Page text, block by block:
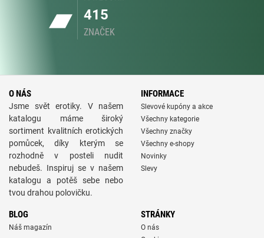
415
ZNAČEK
O NÁS
Jsme svět erotiky. V našem
katalogu máme široký
sortiment kvalitních erotických
pomůcek, díky kterým se
rozhodně v posteli nudit
nebudeš. Inspiruj se v našem
katalogu a potěš sebe nebo
tvou drahou polovičku.
INFORMACE
Slevové kupóny a akce
Všechny kategorie
Všechny značky
Všechny e-shopy
Novinky
Slevy
BLOG
Náš magazín
STRÁNKY
O nás